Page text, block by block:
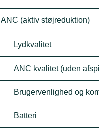
ANC (aktiv støjreduktion)
Lydkvalitet
ANC kvalitet (uden
Brugervenlighed og
Batteri